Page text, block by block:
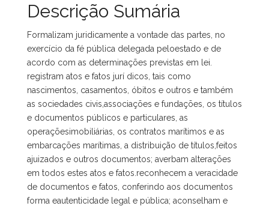
Descrição Sumária
Formalizam juridicamente a vontade das partes, no
exercício da fé pública delegada peloestado e de
acordo com as determinações previstas em lei.
registram atos e fatos jurí dicos, tais como
nascimentos, casamentos, óbitos e outros e também
as sociedades civis,associações e fundações, os títulos
e documentos públicos e particulares, as
operaçõesimobiliárias, os contratos marítimos e as
embarcações marítimas, a distribuição de títulos,feitos
ajuizados e outros documentos; averbam alterações
em todos estes atos e fatos.reconhecem a veracidade
de documentos e fatos, conferindo aos documentos
forma eautenticidade legal e pública; aconselham e